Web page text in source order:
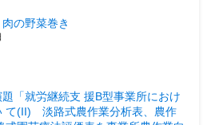
の野菜巻き
「就労継続支 援B型事業所におけ
て(II) 淡路式農作業分析表、農作